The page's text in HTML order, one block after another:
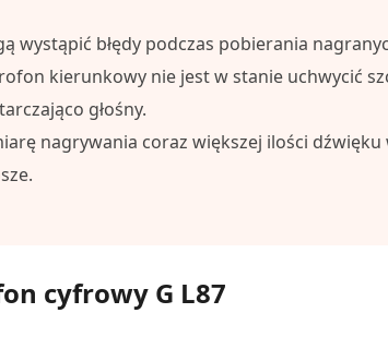
wystąpić błędy podczas pobierania
kierunkowy nie jest w stanie uchwycić
głośny.
nagrywania coraz większej ilości
cyfrowy G L87